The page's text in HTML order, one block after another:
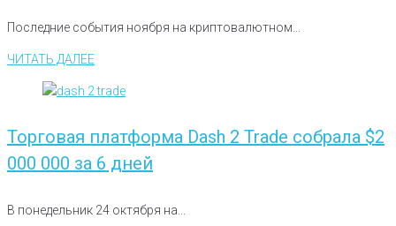
Последние события ноября на криптовалютном...
ЧИТАТЬ ДАЛЕЕ
Торговая платформа Dash 2 Trade собрала $2
000 000 за 6 дней
В понедельник 24 октября на...